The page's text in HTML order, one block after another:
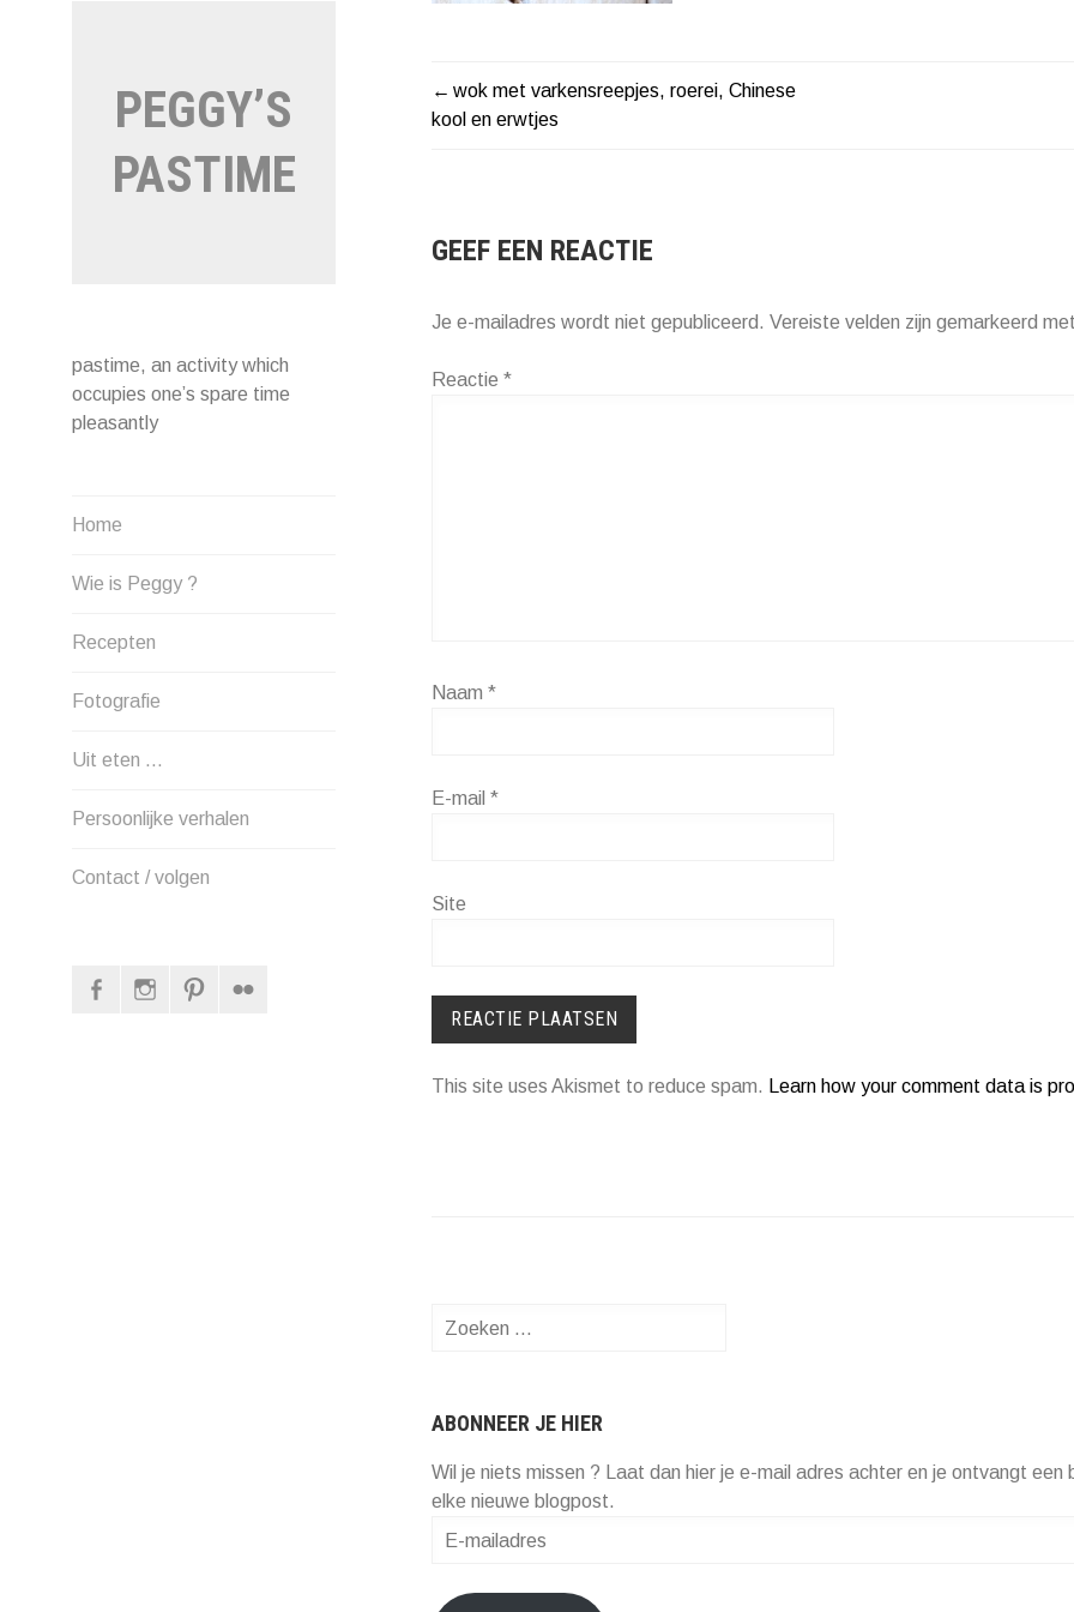
PEGGY’S
PASTIME
pastime, an activity which
occupies one’s spare time
pleasantly
Home
Wie is Peggy ?
Recepten
Fotografie
Uit eten …
Persoonlijke verhalen
Contact / volgen
FacebookInstagram
BERICHT
wok met varkensreepjes, roerei, Chinese
kool en erwtjes
GEEF EEN REACTIE
Je e-mailadres wordt niet gepubliceerd. Vereiste velden zijn gemarkeerd
Reactie *
Naam *
E-mail *
Site
This site uses Akismet to reduce spam. Learn how your comment data is
Zoeken
ABONNEER JE HIER
Wil je niets missen ? Laat dan hier je e-mail adres achter en je ontvangt een
elke nieuwe blogpost.
E-